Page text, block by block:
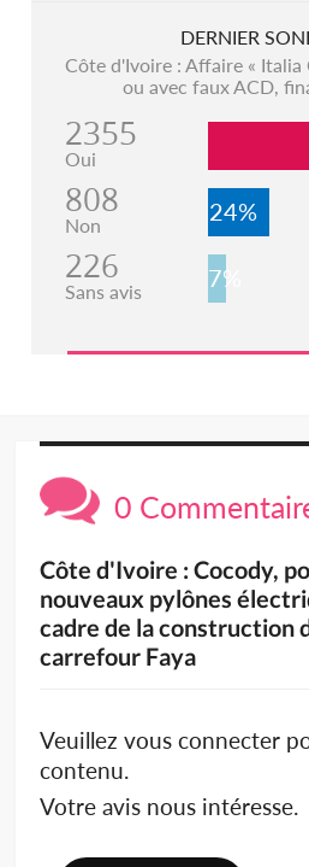
DERNIER
Côte d'Ivoire : Affaire «
ou avec faux ACD,
2355
Oui
808
Non 24%
226
Sans avis 7%
0
Côte d'Ivoire : Cocody,
nouveaux pylônes
cadre de la construction
carrefour Faya
Veuillez vous connecter
contenu.
Votre avis nous intéresse.